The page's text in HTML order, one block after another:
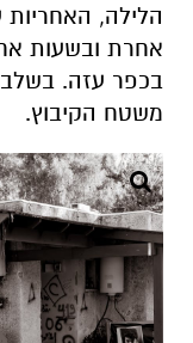
הלילה,
אחרת ובשעות
בכפר עזה. בשלב
משטח הקיבוץ.